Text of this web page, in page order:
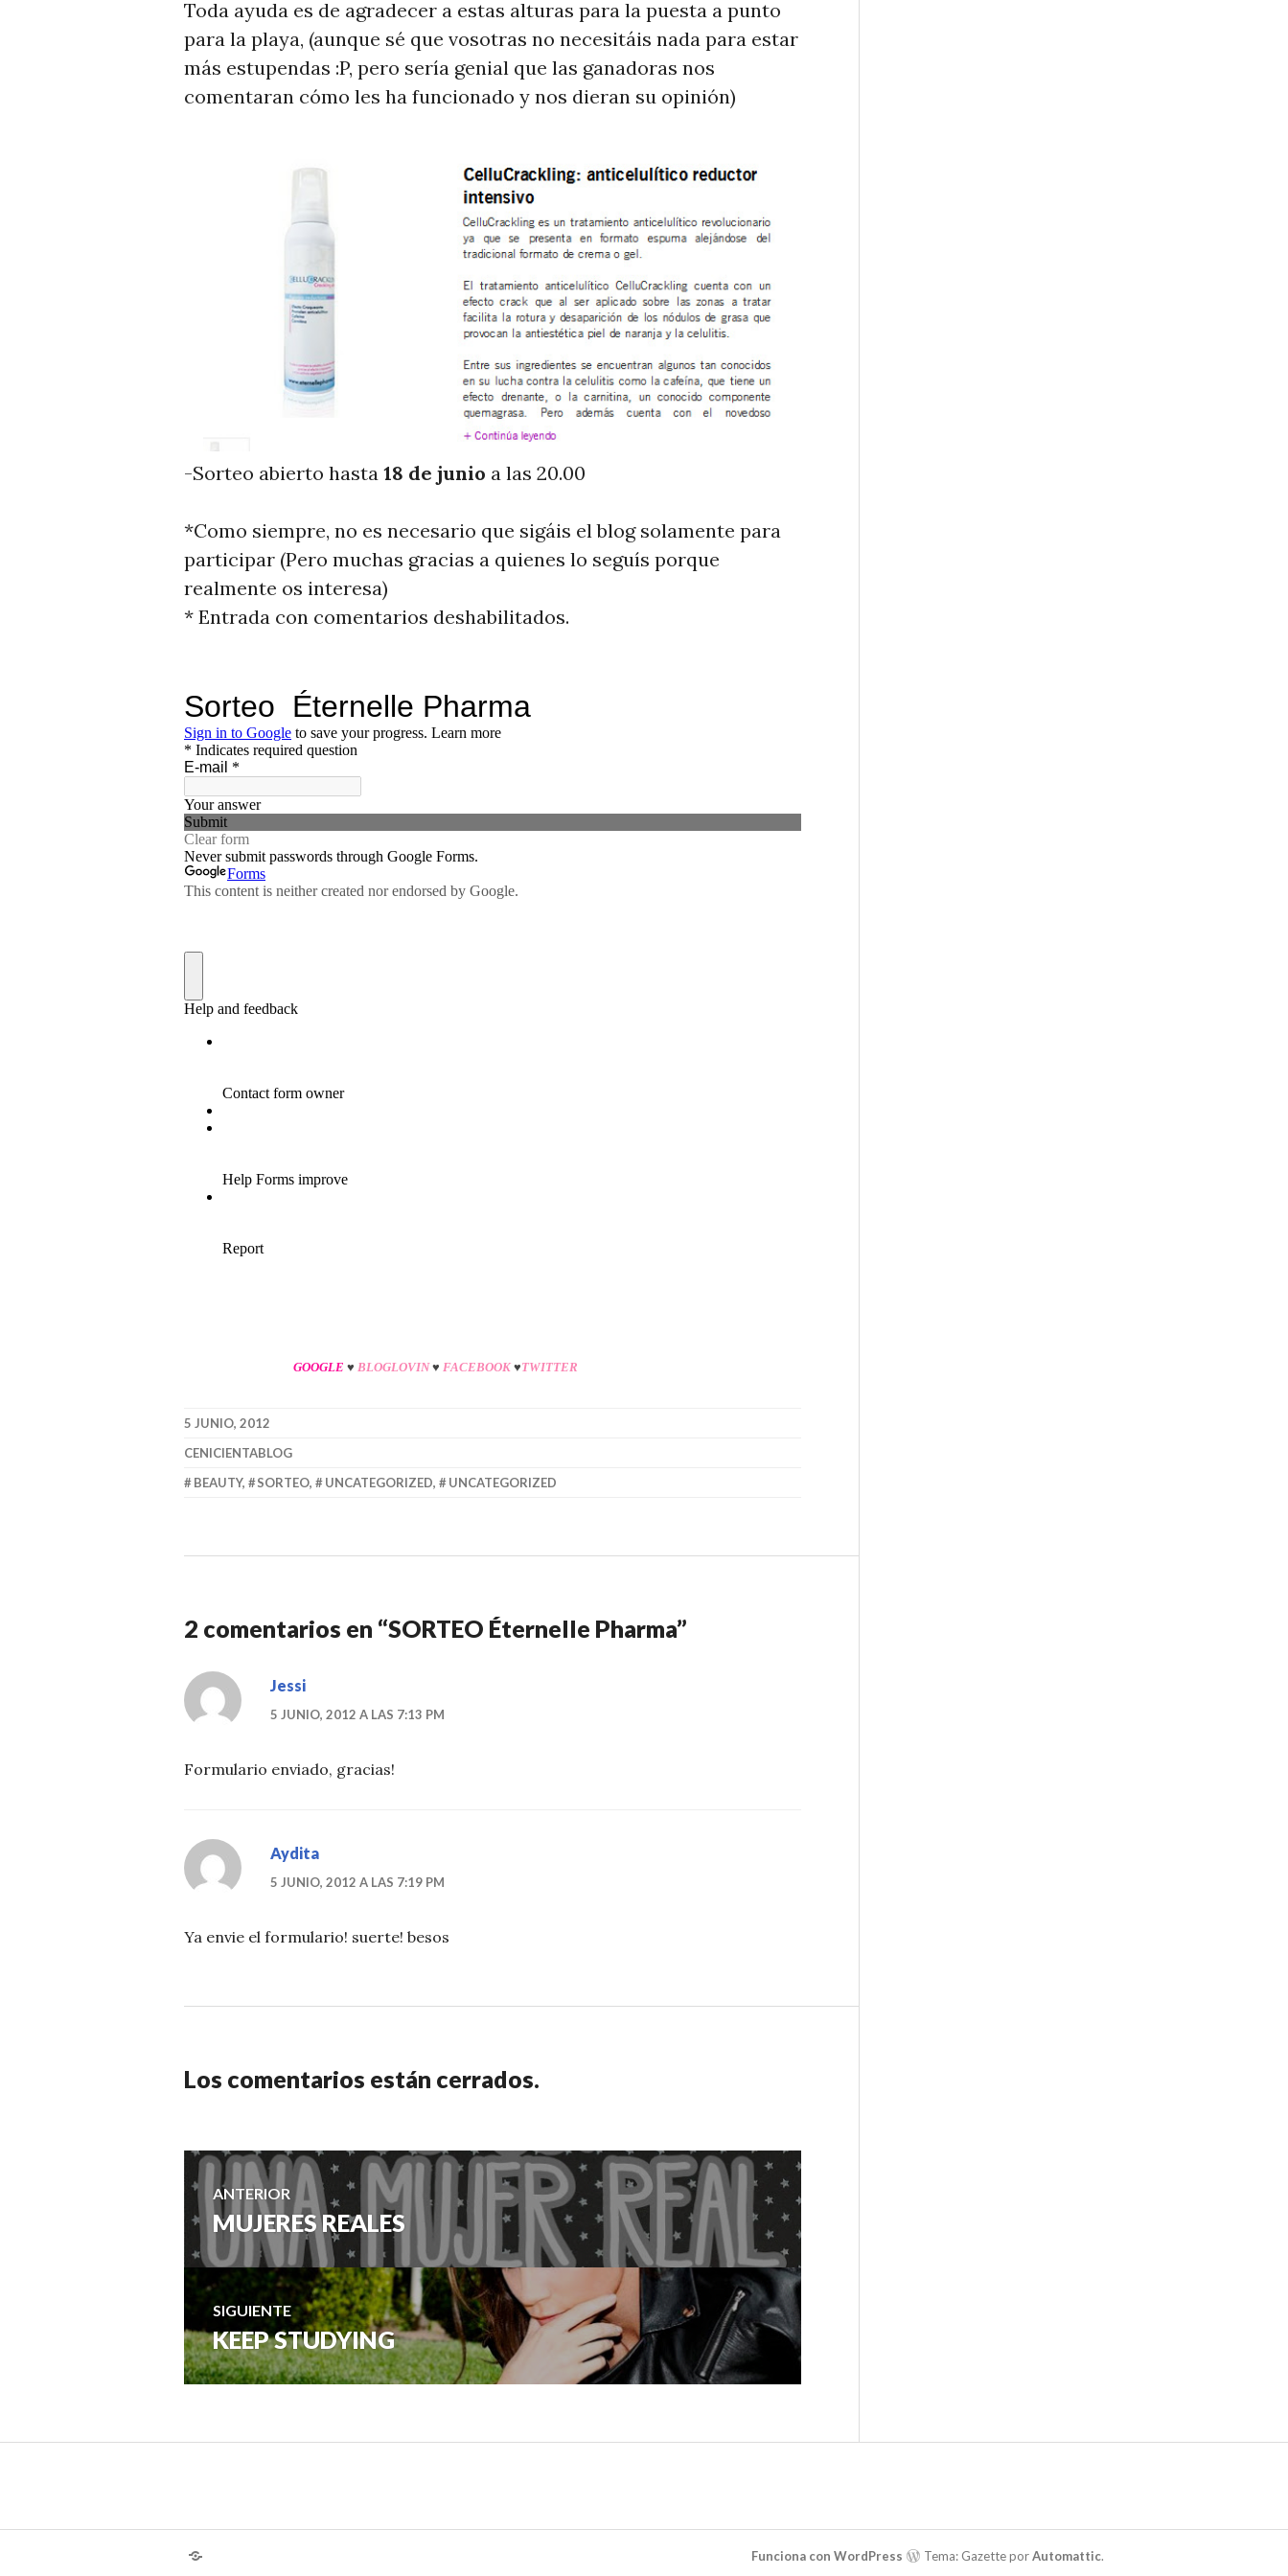
Toda ayuda es de agradecer a estas alturas para la puesta a punto
para la playa, (aunque sé que vosotras no necesitáis nada para estar
más estupendas :P, pero sería genial que las ganadoras nos
comentaran cómo les ha funcionado y nos dieran su opinión)
-Sorteo abierto hasta 18 de junio a las 20.00
*Como siempre, no es necesario que sigáis el blog solamente para
participar (Pero muchas gracias a quienes lo seguís porque
realmente os interesa)
* Entrada con comentarios deshabilitados.
GOOGLE ♥ BLOGLOVIN♥ FACEBOOK ♥TWITTER
5 JUNIO, 2012
CENICIENTABLOG
BEAUTY, SORTEO, UNCATEGORIZED, UNCATEGORIZED
2 comentarios en “SORTEO Éternelle Pharma”
Jessi
5 JUNIO, 2012 A LAS 7:13 PM
Formulario enviado, gracias!
Aydita
5 JUNIO, 2012 A LAS 7:19 PM
Ya envie el formulario! suerte! besos
Los comentarios están cerrados.
Navegación
de
entradas
ANTERIOR
Entrada
anterior:
MUJERES REALES
SIGUIENTE
Entrada
siguiente:
KEEP STUDYING
Funciona con WordPress Tema: Gazette porAutomattic.